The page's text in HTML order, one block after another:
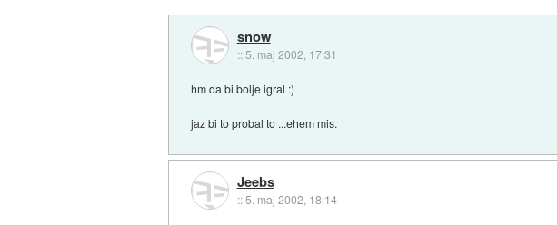
snow
:: 5. maj 2002, 17:31
hm da bi bolje igral :)
jaz bi to probal to ...ehem mis.
Jeebs
::5. maj 2002, 18:14